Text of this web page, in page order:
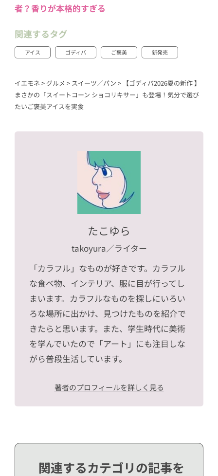
者？香りが本格的すぎる
関連するタグ
アイス ゴディバ ご褒美 新発売
イエモネ > グルメ > スイーツ／パン > 【ゴディバ2026夏の新作 】
まさかの「スイートコーン ショコリキサー」も登場！気分で選び
たいご褒美アイスを実食
たこゆら
takoyura／ライター
「カラフル」なものが好きです。カラフル
な食べ物、インテリア、服に目が行ってし
まいます。カラフルなものを探しにいろい
ろな場所に出かけ、見つけたものを紹介で
きたらと思います。また、学生時代に美術
を学んでいたので「アート」にも注目しな
がら普段生活しています。
著者のプロフィールを詳しく見る
関連するカテゴリの記事を